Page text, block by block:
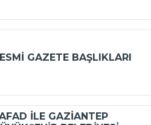
GAZETE BAŞLIKLARI
ILE GAZIANTEP